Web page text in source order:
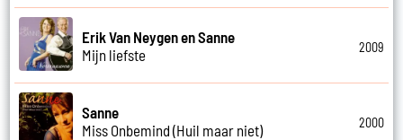
Erik Van Neygen en Sanne
Mijn liefste
2009
Sanne
Miss Onbemind (Huil maar niet)
2000